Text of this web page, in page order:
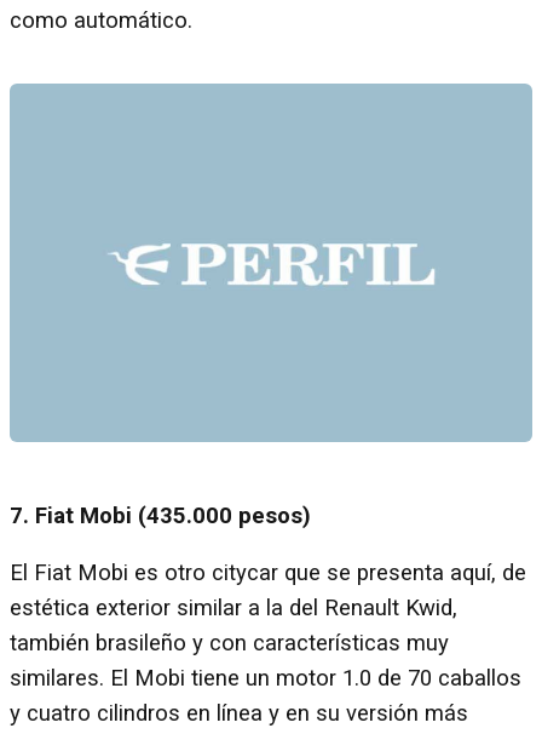
como automático.
7. Fiat Mobi (435.000 pesos)
El Fiat Mobi es otro citycar que se presenta aquí, de
estética exterior similar a la del Renault Kwid,
también brasileño y con características muy
similares. El Mobi tiene un motor 1.0 de 70 caballos
y cuatro cilindros en línea y en su versión más